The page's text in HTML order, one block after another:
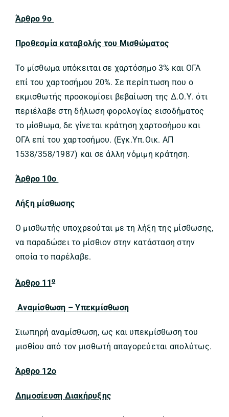
Άρθρο 9ο
Προθεσμία καταβολής του Μισθώματος
Το μίσθωμα υπόκειται σε χαρτόσημο 3% και ΟΓΑ
επί του χαρτοσήμου 20%. Σε περίπτωση που ο
εκμισθωτής προσκομίσει βεβαίωση της Δ.Ο.Υ. ότι
περιέλαβε στη δήλωση φορολογίας εισοδήματος
το μίσθωμα, δε γίνεται κράτηση χαρτοσήμου και
ΟΓΑ επί του χαρτοσήμου. (Εγκ.Υπ.Οικ. ΑΠ
1538/358/1987) και σε άλλη νόμιμη κράτηση.
Άρθρο 10ο
Λήξη μίσθωσης
Ο μισθωτής υποχρεούται με τη λήξη της μίσθωσης,
να παραδώσει το μίσθιον στην κατάσταση στην
οποία το παρέλαβε.
Άρθρο 11 ο
Αναμίσθωση – Υπεκμίσθωση
Σιωπηρή αναμίσθωση, ως και υπεκμίσθωση του
μισθίου από τον μισθωτή απαγορεύεται απολύτως.
Άρθρο 12ο
Δημοσίευση Διακήρυξης